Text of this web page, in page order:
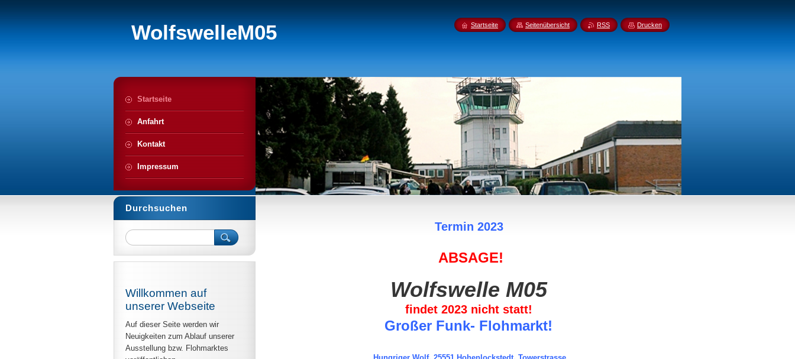
WolfswelleM05
Termin 2023
ABSAGE!
Wolfswelle M05
findet 2023 nicht statt!
Großer Funk- Flohmarkt!
Startseite
Anfahrt
Kontakt
Impressum
Durchsuchen
Willkommen auf
unserer Webseite
Auf dieser Seite werden wir
Neuigkeiten zum Ablauf unserer
Ausstellung bzw. Flohmarktes
Startseite Seitenübersicht RSS Drucken